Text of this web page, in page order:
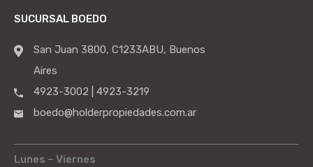
SUCURSAL BOEDO
San Juan 3800, C1233ABU, Buenos
Aires
4923-3002 | 4923-3219
boedo@holderpropiedades.com.ar
Lunes – Viernes